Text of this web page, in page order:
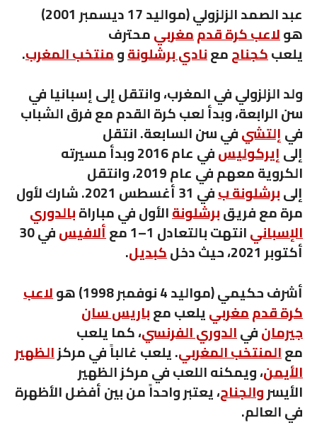
عبد الصمد الزلزولي (مواليد 17 ديسمبر 2001)
هولاعب كرة قدممغربيمحترف
يلعبكجناحمعنادي برشلونةومنتخب المغرب.
ولد الزلزولي في المغرب، وانتقل إلى إسبانيا في
سن الرابعة، وبدأ لعب كرة القدم مع فرق الشباب
فيإلتشيفي سن السابعة. انتقل
إلىإيركوليس في عام 2016 وبدأ مسيرته
الكروية معهم في عام 2019، وانتقل
إلىبرشلونة ب في 31 أغسطس 2021. شارك لأول
مرة مع فريقبرشلونةالأول في مباراةبالدوري
الإسبانيانتهت بالتعادل 1–1 مع ألافيس في 30
أكتوبر 2021، حيث دخل كبديل.
أشرف حكيمي(مواليد 4 نوفمبر 1998) هو لاعب
كرة قدممغربييلعب معباريس سان
جيرمانفيالدوري الفرنسي، كما يلعب
معالمنتخب المغربي. يلعب غالباً في مركزالظهير
الأيمن، ويمكنه اللعب في مركز الظهير
الأيسروالجناح، يعتبر واحداً من بين أفضل الأظهرة
في العالم.